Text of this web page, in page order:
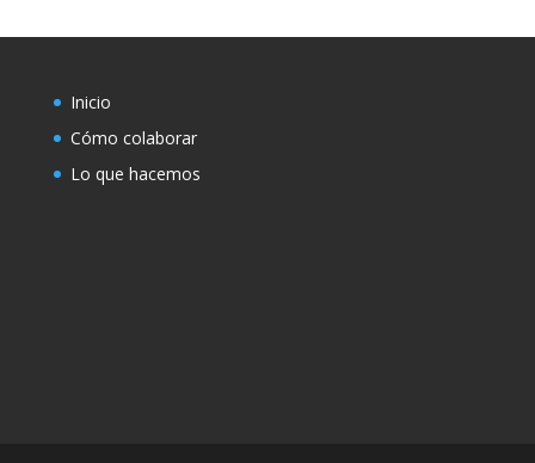
Inicio
Cómo colaborar
Lo que hacemos